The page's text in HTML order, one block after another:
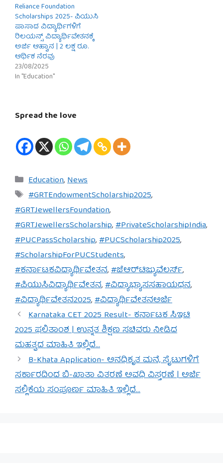
Reliance Foundation
Scholarships 2025- ಪಿಯುಸಿ
ಪಾಸಾದ ವಿದ್ಯಾರ್ಥಿಗಳಿಗೆ
ರಿಲಯನ್ಸ್ ವಿದ್ಯಾರ್ಥಿವೇತನಕ್ಕೆ
ಅರ್ಜಿ ಆಹ್ವಾನ | 2 ಲಕ್ಷ ರೂ.
ಆರ್ಥಿಕ ನೆರವು
23/08/2025
In "Education"
Spread the love
Categories
Education,News
Tags
#GRTEndowmentScholarship2025,
#GRTJewellersFoundation,
#GRTJewellersScholarship,#PrivateScholarshipIndia,
#PUCPassScholarship,#PUCScholarship2025,
#ScholarshipForPUCStudents,
#ಕರ್ನಾಟಕವಿದ್ಯಾರ್ಥಿವೇತನ,#ಜೆಆರ್‌ಟಿಜ್ಯುವೆಲರ್ಸ್,
#ಪಿಯುಸಿವಿದ್ಯಾರ್ಥಿವೇತನ,#ವಿದ್ಯಾಭ್ಯಾಸಸಹಾಯಧನ,
#ವಿದ್ಯಾರ್ಥಿವೇತನ2025,#ವಿದ್ಯಾರ್ಥಿವೇತನಅರ್ಜಿ
Karnataka CET 2025 Result- ಕರ್ನಾಟಕ ಸಿಇಟಿ
2025 ಫಲಿತಾಂಶ | ಉನ್ನತ ಶಿಕ್ಷಣ ಸಚಿವರು ನೀಡಿದ
ಮಹತ್ವದ ಮಾಹಿತಿ ಇಲ್ಲಿದೆ…
B-Khata Application- ಅನಧಿಕೃತ ಮನೆ, ಸೈಟುಗಳಿಗೆ
ಸರ್ಕಾರದಿಂದ ಬಿ-ಖಾತಾ ವಿತರಣೆ ಅವಧಿ ವಿಸ್ತರಣೆ | ಅರ್ಜಿ
ಸಲ್ಲಿಕೆಯ ಸಂಪೂರ್ಣ ಮಾಹಿತಿ ಇಲ್ಲಿದೆ…